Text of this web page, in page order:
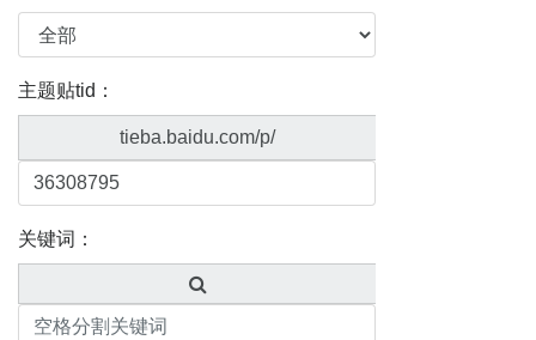
主题贴tid：
tieba.baidu.com/p/
关键词：